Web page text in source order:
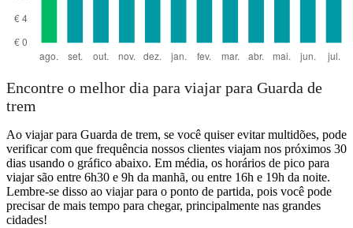
Encontre o melhor dia para viajar para Guarda de
trem
Ao viajar para Guarda de trem, se você quiser evitar multidões, pode
verificar com que frequência nossos clientes viajam nos próximos 30
dias usando o gráfico abaixo. Em média, os horários de pico para
viajar são entre 6h30 e 9h da manhã, ou entre 16h e 19h da noite.
Lembre-se disso ao viajar para o ponto de partida, pois você pode
precisar de mais tempo para chegar, principalmente nas grandes
cidades!